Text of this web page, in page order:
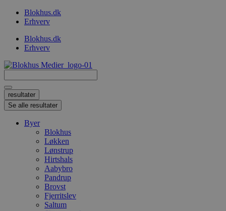
VidereBlokhus.dk
Erhverv
Blokhus.dk
Erhverv
...
resultater
Se alle resultater
Byer
Blokhus
Løkken
Lønstrup
Hirtshals
Aabybro
Pandrup
Brovst
Fjerritslev
Saltum